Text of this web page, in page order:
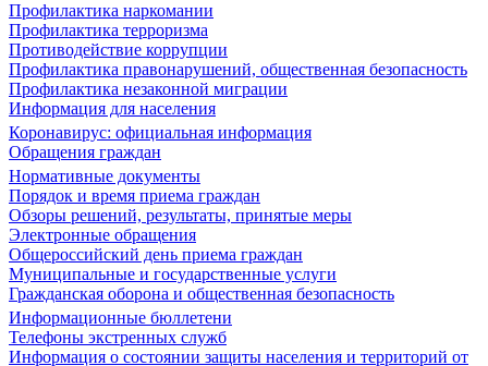
Профилактика наркомании
Профилактика терроризма
Противодействие коррупции
Профилактика правонарушений, общественная безопасность
Профилактика незаконной миграции
Информация для населения
Коронавирус: официальная информация
Обращения граждан
Нормативные документы
Порядок и время приема граждан
Обзоры решений, результаты, принятые меры
Электронные обращения
Общероссийский день приема граждан
Муниципальные и государственные услуги
Гражданская оборона и общественная безопасность
Информационные бюллетени
Телефоны экстренных служб
Информация о состоянии защиты населения и территорий от